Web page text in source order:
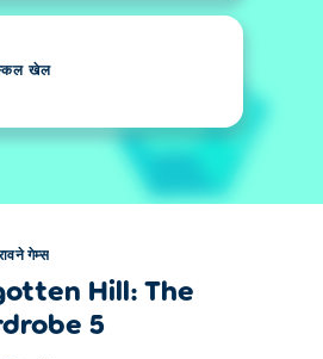
खेल
गेम्स
Hill: The
5